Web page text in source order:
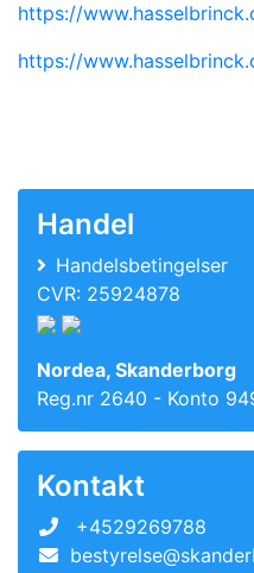
https://
https://
Handel
Handelsbetingelser
CVR: 25924878
Nordea, Skanderborg
Reg.nr 2640 - Konto
Kontakt
+4529269788